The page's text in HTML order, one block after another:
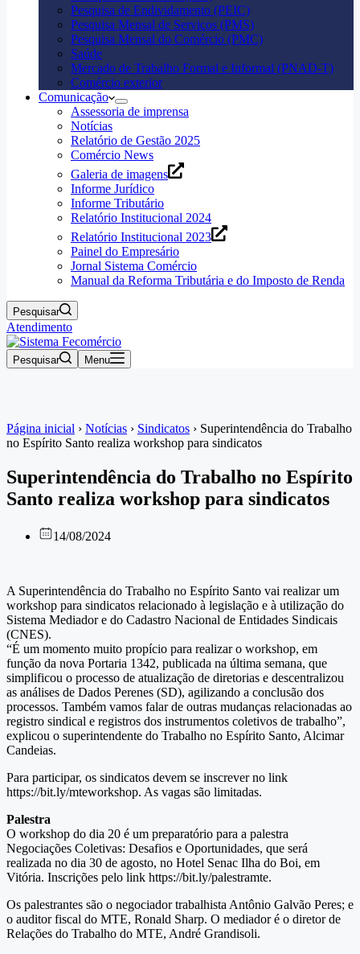
Pesquisa de Endividamento (PEIC)
Pesquisa Mensal de Serviços (PMS)
Pesquisa Mensal do Comércio (PMC)
Saúde
Mercado de Trabalho Formal e Informal (PNAD-T)
Comércio exterior
Comunicação
Assessoria de imprensa
Notícias
Relatório de Gestão 2025
Comércio News
Galeria de imagens
Informe Jurídico
Informe Tributário
Relatório Institucional 2024
Relatório Institucional 2023
Painel do Empresário
Jornal Sistema Comércio
Manual da Reforma Tributária e do Imposto de Renda
Pesquisar
Atendimento
Pesquisar Menu
Página inicial › Notícias › Sindicatos › Superintendência do Trabalho
no Espírito Santo realiza workshop para sindicatos
Superintendência do Trabalho no Espírito
Santo realiza workshop para sindicatos
14/08/2024
A Superintendência do Trabalho no Espírito Santo vai realizar um
workshop para sindicatos relacionado à legislação e à utilização do
Sistema Mediador e do Cadastro Nacional de Entidades Sindicais
(CNES).
“É um momento muito propício para realizar o workshop, em
função da nova Portaria 1342, publicada na última semana, que
simplificou o processo de atualização de diretorias e descentralizou
as análises de Dados Perenes (SD), agilizando a conclusão dos
processos. Também vamos falar de outras mudanças relacionadas ao
registro sindical e registros dos instrumentos coletivos de trabalho”,
explicou o superintendente do Trabalho no Espírito Santo, Alcimar
Candeias.
Para participar, os sindicatos devem se inscrever no link
https://bit.ly/mteworkshop. As vagas são limitadas.
Palestra
O workshop do dia 20 é um preparatório para a palestra
Negociações Coletivas: Desafios e Oportunidades, que será
realizada no dia 30 de agosto, no Hotel Senac Ilha do Boi, em
Vitória. Inscrições pelo link https://bit.ly/palestramte.
Os palestrantes são o negociador trabalhista Antônio Galvão Peres; e
o auditor fiscal do MTE, Ronald Sharp. O mediador é o diretor de
Relações do Trabalho do MTE, André Grandisoli.